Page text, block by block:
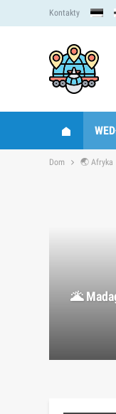
Kontakty
Dom 🌏 Afryka
🌋